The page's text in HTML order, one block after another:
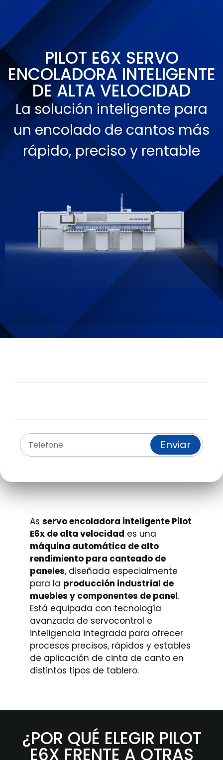
PILOT E6X SERVO
ENCOLADORA INTELIGENTE
DE ALTA VELOCIDAD
La solución inteligente para
un encolado de cantos más
rápido, preciso y rentable
Enviar
As servo encoladora inteligente Pilot
E6x de alta velocidad es una
máquina automática de alto
rendimiento para canteado de
paneles, diseñada especialmente
para la producción industrial de
muebles y componentes de panel.
Está equipada con tecnología
avanzada de servocontrol e
inteligencia integrada para ofrecer
procesos precisos, rápidos y estables
de aplicación de cinta de canto en
distintos tipos de tablero.
¿POR QUÉ ELEGIR PILOT
E6X FRENTE A OTRAS